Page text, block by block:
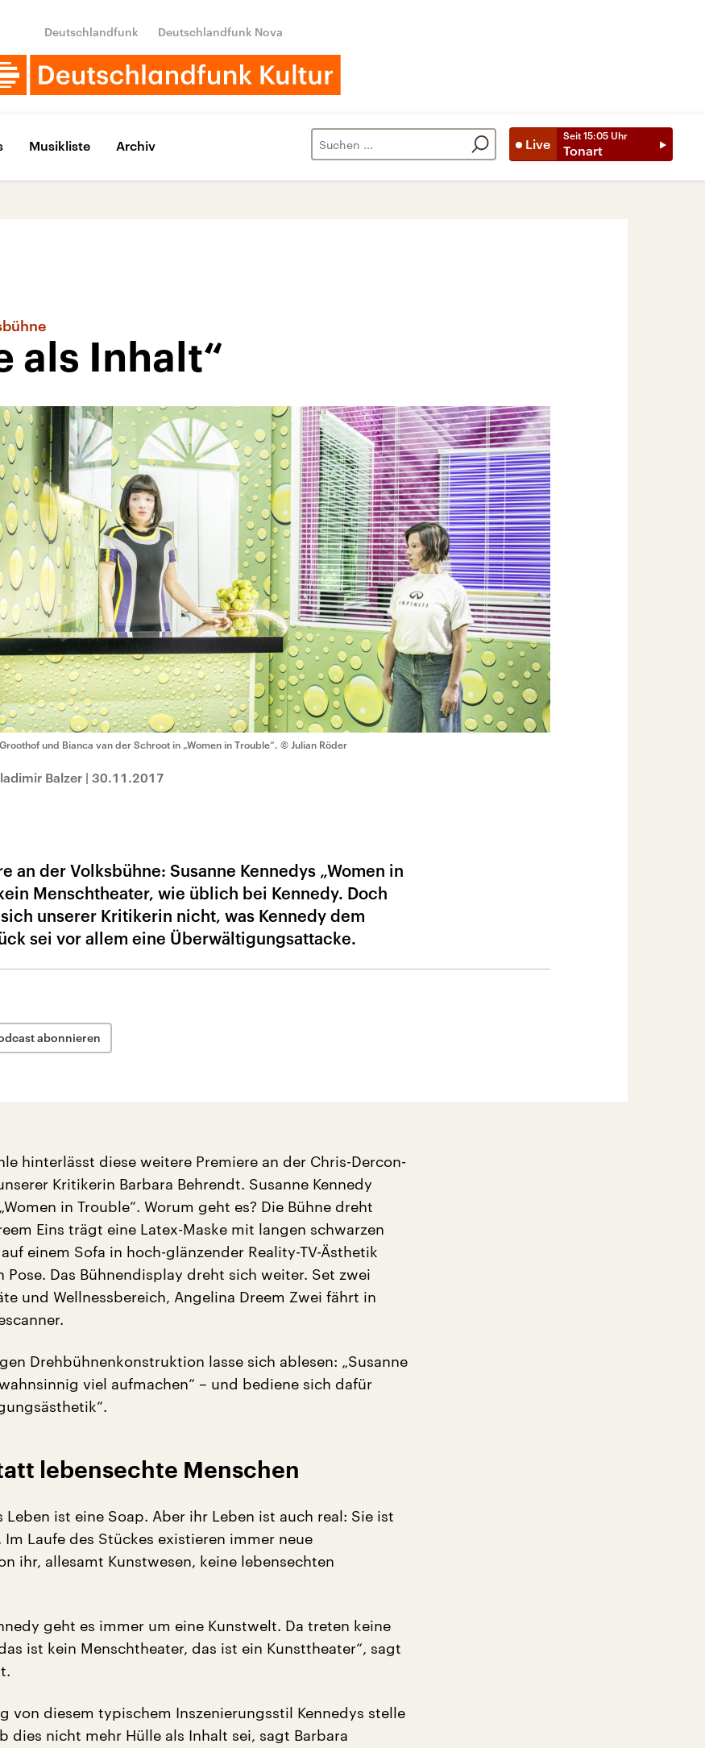
Deutschlandfunk Deutschlandfunk Nova
Live
Seit 15:05 Uhr
Tonart
Musikliste Archiv
als Inhalt“
und Bianca van der Schroot in „Women in Trouble“. © Julian Röder
Balzer | 30.11.2017
an der Volksbühne: Susanne Kennedys „Women in
Menschtheater, wie üblich bei Kennedy. Doch
unserer Kritikerin nicht, was Kennedy dem
sei vor allem eine Überwältigungsattacke.
abonnieren
hinterlässt diese weitere Premiere an der Chris-Dercon-
Kritikerin Barbara Behrendt. Susanne Kennedy
in Trouble“. Worum geht es? Die Bühne dreht
Eins trägt eine Latex-Maske mit langen schwarzen
einem Sofa in hoch-glänzender Reality-TV-Ästhetik
Pose. Das Bühnendisplay dreht sich weiter. Set zwei
und Wellnessbereich, Angelina Dreem Zwei fährt in
Drehbühnenkonstruktion lasse sich ablesen: „Susanne
viel aufmachen“ – und bediene sich dafür
lebensechte Menschen
Leben ist eine Soap. Aber ihr Leben ist auch real: Sie ist
Im Laufe des Stückes existieren immer neue
ihr, allesamt Kunstwesen, keine lebensechten
geht es immer um eine Kunstwelt. Da treten keine
ist kein Menschtheater, das ist ein Kunsttheater“, sagt
von diesem typischem Inszenierungsstil Kennedys stelle
dies nicht mehr Hülle als Inhalt sei, sagt Barbara